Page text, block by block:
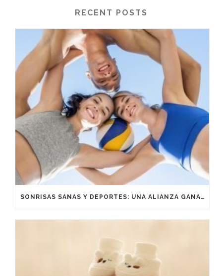
RECENT POSTS
SONRISAS SANAS Y DEPORTES: UNA ALIANZA GANADORA